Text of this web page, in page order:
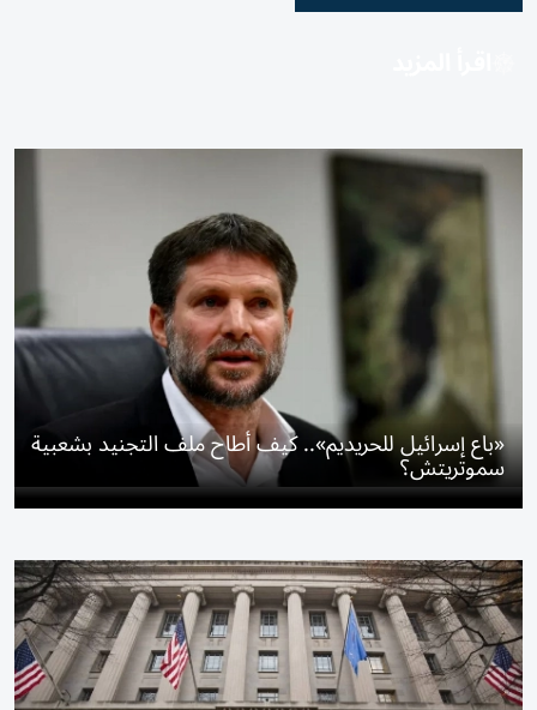
«باع إسرائيل للحريديم».. كيف أطاح ملف التجنيد بشعبية
سموتريتش؟